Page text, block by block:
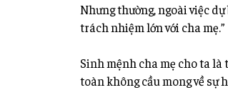
Nhưng thường, ngoài việc
trách nhiệm lớn với cha mẹ.”
Sinh mệnh cha mẹ cho ta là
toàn không cầu mong về sự